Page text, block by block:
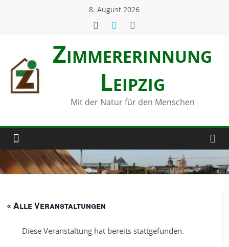
8. August 2026
Zimmerer­innung
Leipzig
Mit der Natur für den Menschen
« Alle Veranstaltungen
Diese Veranstaltung hat bereits stattgefunden.